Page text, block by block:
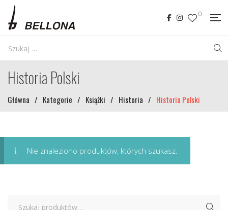
0
Historia Polski
Główna / Kategorie / Książki / Historia / Historia Polski
Nie znaleziono produktów, których szukasz.